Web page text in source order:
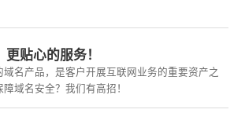
贴心的服务！
域名产品，是客户开展互联网业务的重要资产之
域名安全？我们有高招！